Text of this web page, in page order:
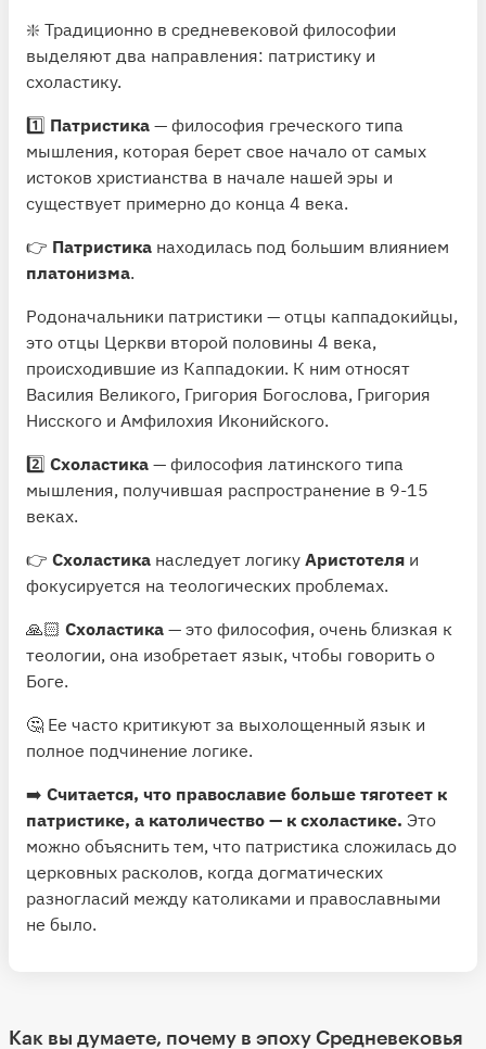
❇️ Традиционно в средневековой философии
выделяют два направления: патристику и
схоластику.
1️⃣ Патристика — философия греческого типа
мышления, которая берет свое начало от самых
истоков христианства в начале нашей эры и
существует примерно до конца 4 века.
👉 Патристика находилась под большим влиянием
платонизма.
Родоначальники патристики — отцы каппадокийцы,
это отцы Церкви второй половины 4 века,
происходившие из Каппадокии. К ним относят
Василия Великого, Григория Богослова, Григория
Нисского и Амфилохия Иконийского.
2️⃣ Схоластика — философия латинского типа
мышления, получившая распространение в 9-15
веках.
👉 Схоластика наследует логику Аристотеля и
фокусируется на теологических проблемах.
🙏🏻 Схоластика — это философия, очень близкая к
теологии, она изобретает язык, чтобы говорить о
Боге.
🤔 Ее часто критикуют за выхолощенный язык и
полное подчинение логике.
➡️ Считается, что православие больше тяготеет к
патристике, а католичество — к схоластике. Это
можно объяснить тем, что патристика сложилась до
церковных расколов, когда догматических
разногласий между католиками и православными
не было.
Как вы думаете, почему в эпоху Средневековья